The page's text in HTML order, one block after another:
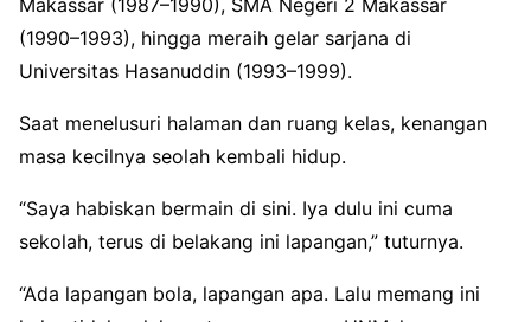
(1990–1993), hingga meraih gelar sarjana di
Universitas Hasanuddin (1993–1999).
Saat menelusuri halaman dan ruang kelas, kenangan
masa kecilnya seolah kembali hidup.
“Saya habiskan bermain di sini. Iya dulu ini cuma
sekolah, terus di belakang ini lapangan,” tuturnya.
“Ada lapangan bola, lapangan apa. Lalu memang ini